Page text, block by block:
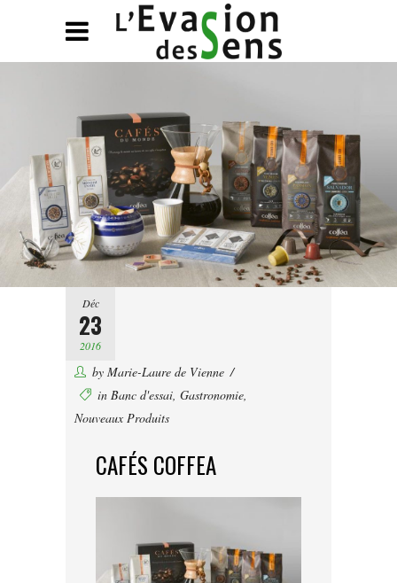
Déc
23
2016
by Marie-Laure de Vienne
in Banc d'essai, Gastronomie,
Nouveaux Produits
CAFÉS COFFEA